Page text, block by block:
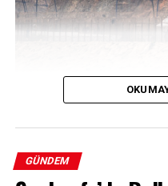
GÜNDEM